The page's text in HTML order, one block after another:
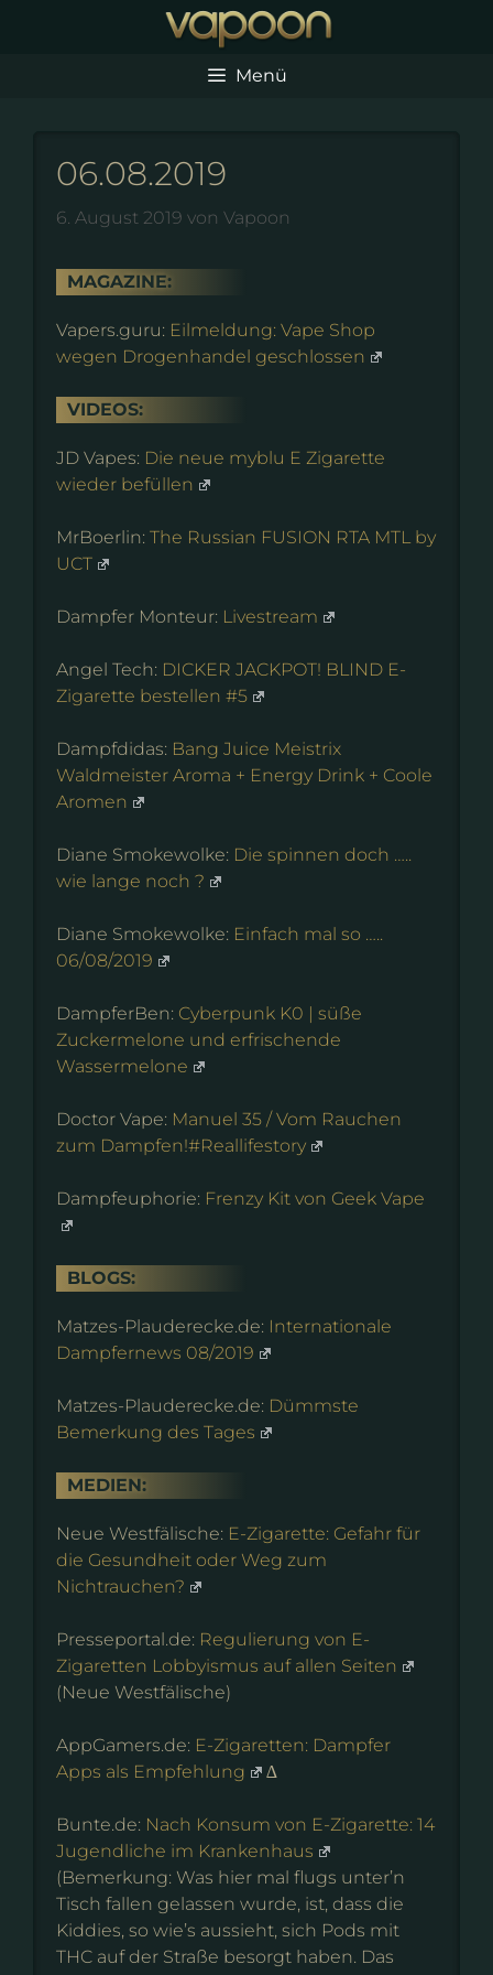
Menü
06.08.2019
6. August 2019 von Vapoon
MAGAZINE:
Vapers.guru: Eilmeldung: Vape Shop
wegen Drogenhandel geschlossen
VIDEOS:
JD Vapes: Die neue myblu E Zigarette
wieder befüllen
MrBoerlin: The Russian FUSION RTA MTL by
UCT
Dampfer Monteur: Livestream
Angel Tech: DICKER JACKPOT! BLIND E-
Zigarette bestellen #5
Dampfdidas: Bang Juice Meistrix
Waldmeister Aroma + Energy Drink + Coole
Aromen
Diane Smokewolke: Die spinnen doch …..
wie lange noch ?
Diane Smokewolke: Einfach mal so …..
06/08/2019
DampferBen: Cyberpunk K0 | süße
Zuckermelone und erfrischende
Wassermelone
Doctor Vape: Manuel 35 / Vom Rauchen
zum Dampfen!#Reallifestory
Dampfeuphorie: Frenzy Kit von Geek Vape
BLOGS:
Matzes-Plauderecke.de: Internationale
Dampfernews 08/2019
Matzes-Plauderecke.de: Dümmste
Bemerkung des Tages
MEDIEN:
Neue Westfälische: E-Zigarette: Gefahr für
die Gesundheit oder Weg zum
Nichtrauchen?
Presseportal.de: Regulierung von E-
Zigaretten Lobbyismus auf allen Seiten
(Neue Westfälische)
AppGamers.de: E-Zigaretten: Dampfer
Apps als Empfehlung
∆
Bunte.de: Nach Konsum von E-Zigarette: 14
Jugendliche im Krankenhaus
(Bemerkung: Was hier mal flugs unter’n
Tisch fallen gelassen wurde, ist, dass die
Kiddies, so wie’s aussieht, sich Pods mit
THC auf der Straße besorgt haben. Das